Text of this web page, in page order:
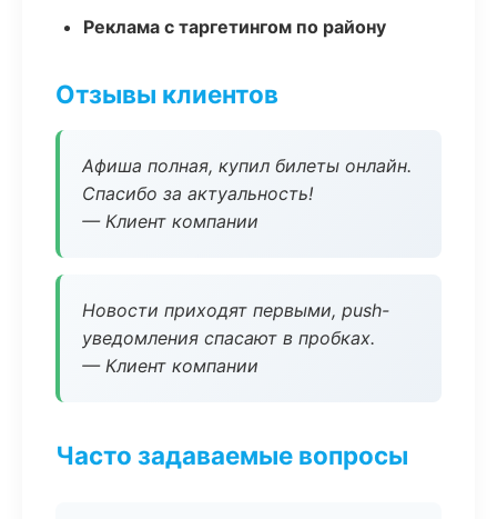
Реклама с таргетингом по району
Отзывы клиентов
Афиша полная, купил билеты онлайн.
Спасибо за актуальность!
— Клиент компании
Новости приходят первыми, push-
уведомления спасают в пробках.
— Клиент компании
Часто задаваемые вопросы